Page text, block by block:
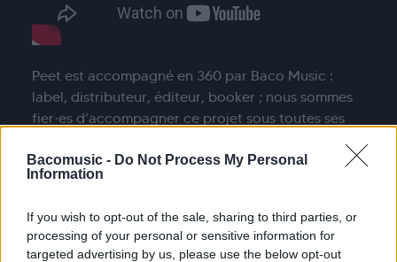
Bacomusic - Do Not Process My Personal
Information
If you wish to opt-out of the sale, sharing to third parties, or
processing of your personal or sensitive information for
targeted advertising by us, please use the below opt-out
Peet est accompagné en 360 par Baco Music :
label, distributeur, éditeur, booker ; nous sommes
fier·es d’accompagner ce projet sous toutes ses